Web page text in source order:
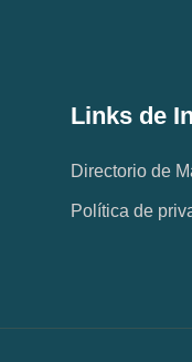
Links de
Directorio de
Política de